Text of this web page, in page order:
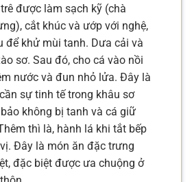
trê được làm sạch kỹ (chà
cắt khúc và ướp với nghệ,
để khử mùi tanh. Dưa cải và
sơ. Sau đó, cho cá vào nồi
nước và đun nhỏ lửa. Đây là
sự tinh tế trong khâu sơ
không bị tanh và cá giữ
thì là, hành lá khi tắt bếp
Đây là món ăn đặc trưng
đặc biệt được ưa chuộng ở